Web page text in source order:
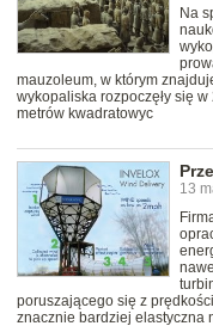
Na
mauzoleum, w którym
wykopaliska rozpoczęły się
metrów kwadratowyc
13
poruszającego się z
znacznie bardziej elastyczna